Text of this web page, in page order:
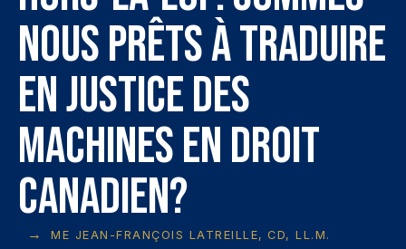
nous prêts à traduire
en justice des
machines en droit
canadien?
→ ME JEAN-FRANÇOIS LATREILLE, CD, LL.M.